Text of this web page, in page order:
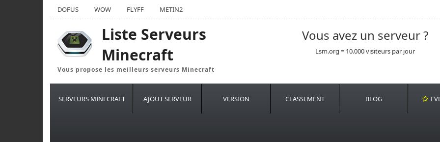
DOFUS WOW FLYFF METIN2
Liste Serveurs
Minecraft
Vous propose les meilleurs serveurs Minecraft
Vous avez un serveur ?
Lsm.org = 10.000 visiteurs par jour
SERVEURS MINECRAFT AJOUT SERVEUR VERSION CLASSEMENT BLOG